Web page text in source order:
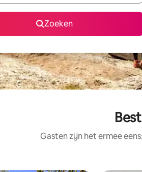
Zoeken
Gasten zijn het ermee